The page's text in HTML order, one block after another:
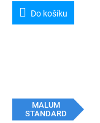
Do košíku
MALUM
STANDARD